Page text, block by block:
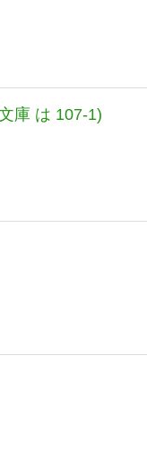
庫 は 107-1)